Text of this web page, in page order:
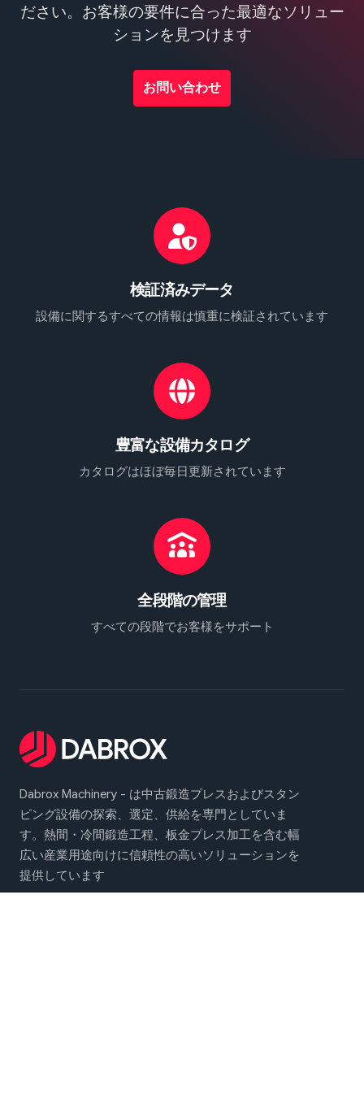
ださい。お客様の要件に合った最適なソリュー
ションを見つけます
お問い合わせ
検証済みデータ
設備に関するすべての情報は慎重に検証されています
豊富な設備カタログ
カタログはほぼ毎日更新されています
全段階の管理
すべての段階でお客様をサポート
Dabrox Machinery - は中古鍛造プレスおよびスタン
ピング設備の探索、選定、供給を専門としていま
す。熱間・冷間鍛造工程、板金プレス加工を含む幅
広い産業用途向けに信頼性の高いソリューションを
提供しています